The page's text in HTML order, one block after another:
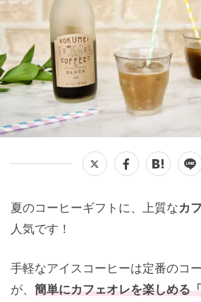
夏のコーヒーギフトに、上質なカ
人気です！
手軽なアイスコーヒーは定番のコ
が、 簡単にカフェオレを楽しめる